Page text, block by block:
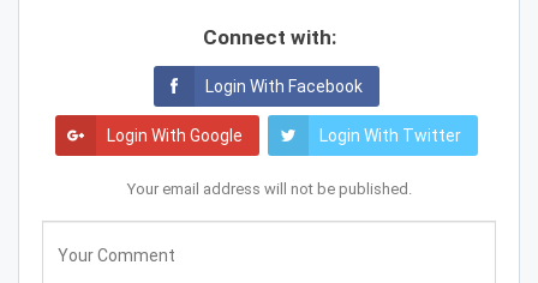
Connect with:
Login With Facebook
Login With Google Login With Twitter
Your email address will not be published.